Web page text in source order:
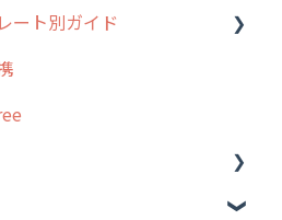
取得について
ート別ガイド